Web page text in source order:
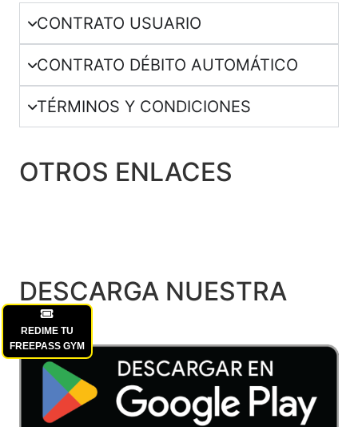
REDIME TU
FREEPASS GYM
CONTRATO USUARIO
CONTRATO DÉBITO AUTOMÁTICO
TÉRMINOS Y CONDICIONES
OTROS ENLACES
DESCARGA NUESTRA
APP